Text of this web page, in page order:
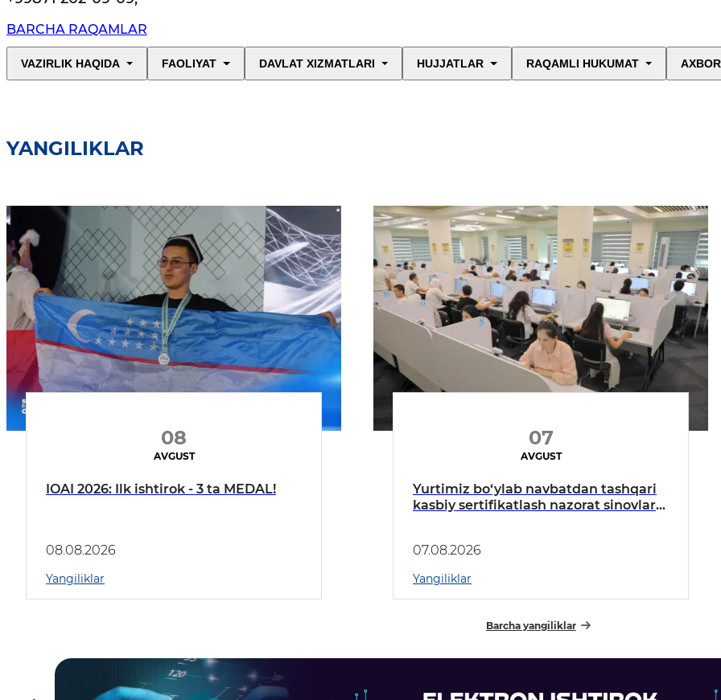
BARCHA RAQAMLAR
VAZIRLIK HAQIDA FAOLIYAT DAVLAT XIZMATLARI HUJJATLAR RAQAMLI HUKUMAT
YANGILIKLAR
08
AVGUST
IOAI 2026: Ilk ishtirok - 3 ta MEDAL!
08.08.2026
Yangiliklar
07
AVGUST
Yurtimiz bo‘ylab navbatdan tashqari
kasbiy sertifikatlash nazorat sinovlari
07.08.2026
Yangiliklar
Barcha yangiliklar